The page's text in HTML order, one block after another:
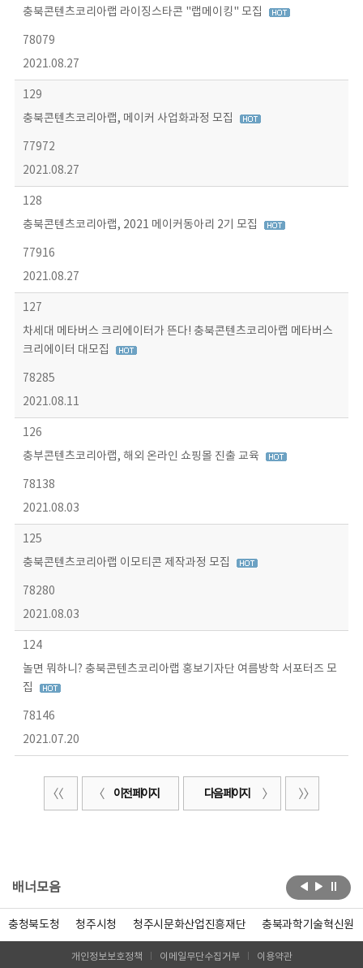
충북콘텐츠코리아랩 라이징스타콘 "랩메이킹" 모집
78079
2021.08.27
129
충북콘텐츠코리아랩, 메이커 사업화과정 모집
77972
2021.08.27
128
충북콘텐츠코리아랩, 2021 메이커동아리 2기 모집
77916
2021.08.27
127
차세대 메타버스 크리에이터가 뜬다! 충북콘텐츠코리아랩 메타버스
크리에이터 대모집
78285
2021.08.11
126
충부콘텐츠코리아랩, 해외 온라인 쇼핑몰 진출 교육
78138
2021.08.03
125
충북콘텐츠코리아랩 이모티콘 제작과정 모집
78280
2021.08.03
124
놀면 뭐하니? 충북콘텐츠코리아랩 홍보기자단 여름방학 서포터즈 모
집
78146
2021.07.20
이전 페이지 다음 페이지
배너모음
충청북도청 청주시청 청주시문화산업진흥재단 충북과학기술혁신원
개인정보보호정책 이메일무단수집거부 이용약관